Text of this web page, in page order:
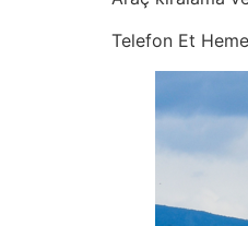
Telefon Et